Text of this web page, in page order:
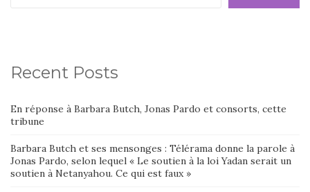
Recent Posts
En réponse à Barbara Butch, Jonas Pardo et consorts, cette
tribune
Barbara Butch et ses mensonges : Télérama donne la parole à
Jonas Pardo, selon lequel « Le soutien à la loi Yadan serait un
soutien à Netanyahou. Ce qui est faux »